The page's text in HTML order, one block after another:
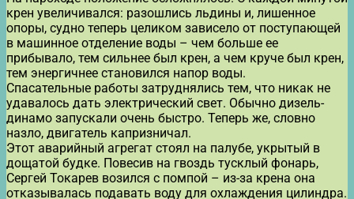
крен увеличивался: разошлись льдины и, лишенное
опоры, судно теперь целиком зависело от поступающей
в машинное отделение воды – чем больше ее
прибывало, тем сильнее был крен, а чем круче был крен,
тем энергичнее становился напор воды.
Спасательные работы затруднялись тем, что никак не
удавалось дать электрический свет. Обычно дизель-
динамо запускали очень быстро. Теперь же, словно
назло, двигатель капризничал.
Этот аварийный агрегат стоял на палубе, укрытый в
дощатой будке. Повесив на гвоздь тусклый фонарь,
Сергей Токарев возился с помпой – из-за крена она
отказывалась подавать воду для охлаждения цилиндра.